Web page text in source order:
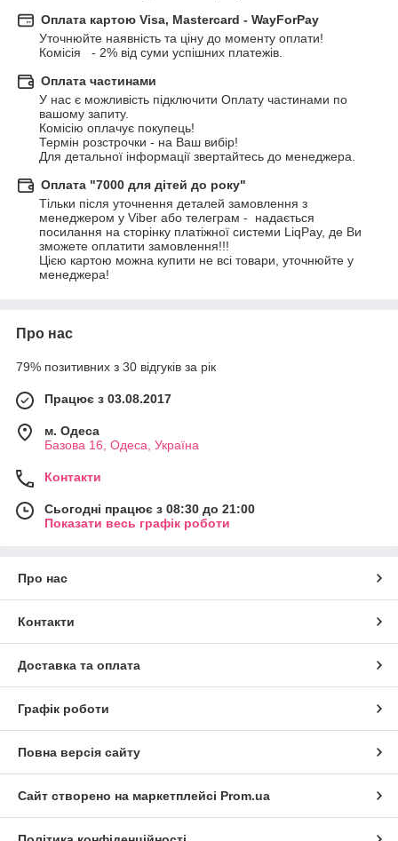
Оплата картою Visa, Mastercard - WayForPay
Уточнюйте наявність та ціну до моменту оплати!
Комісія   - 2% від суми успішних платежів.
Оплата частинами
У нас є можливість підключити Оплату частинами по
вашому запиту.
Комісію оплачує покупець!
Термін розстрочки - на Ваш вибір!
Для детальної інформації звертайтесь до менеджера.
Оплата "7000 для дітей до року"
Тільки після уточнення деталей замовлення з
менеджером у Viber або телеграм -  надається
посилання на сторінку платіжної системи LiqPay, де Ви
зможете оплатити замовлення!!!
Цією картою можна купити не всі товари, уточнюйте у
менеджера!
Про нас
79% позитивних з 30 відгуків за рік
Працює з 03.08.2017
м. Одеса
Базова 16, Одеса, Україна
Контакти
Сьогодні працює з 08:30 до 21:00
Показати весь графік роботи
Про нас
Контакти
Доставка та оплата
Графік роботи
Повна версія сайту
Сайт створено на маркетплейсі Prom.ua